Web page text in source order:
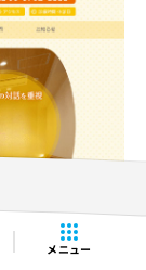
メニュー